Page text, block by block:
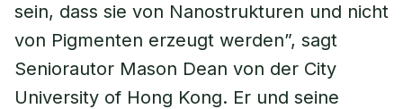
sein, dass sie von Nanostrukturen und nicht
von Pigmenten erzeugt werden”, sagt
Seniorautor Mason Dean von der City
University of Hong Kong. Er und seine